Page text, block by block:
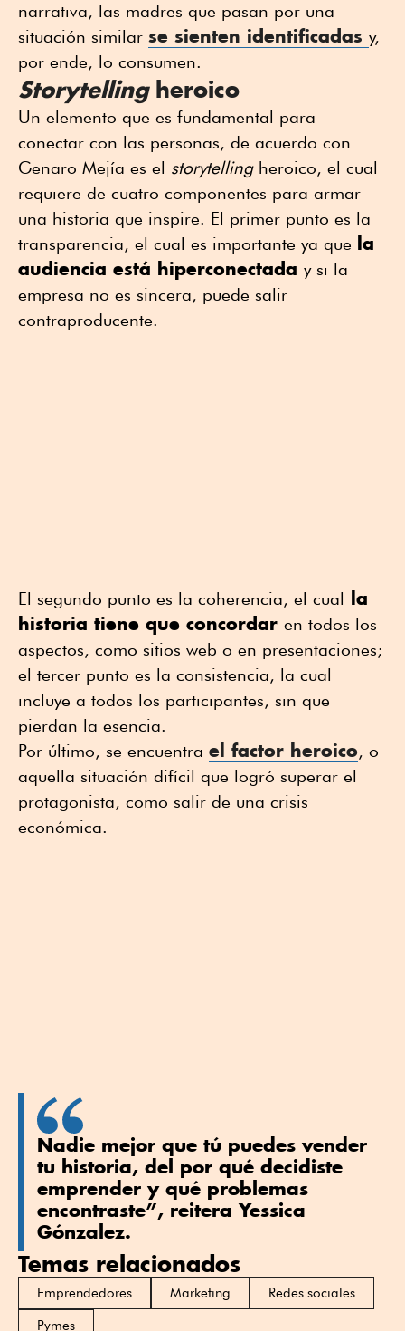
narrativa, las madres que pasan por una
situación similar se sienten identificadas y,
por ende, lo consumen.
Storytelling heroico
Un elemento que es fundamental para
conectar con las personas, de acuerdo con
Genaro Mejía es el storytellingheroico, el cual
requiere de cuatro componentes para armar
una historia que inspire. El primer punto es la
transparencia, el cual es importante ya que la
audiencia está hiperconectada y si la
empresa no es sincera, puede salir
contraproducente.
El segundo punto es la coherencia, el cual
la
historia tiene que concordar en todos los
aspectos, como sitios web o en presentaciones;
el tercer punto es la consistencia, la cual
incluye a todos los participantes, sin que
pierdan la esencia.
Por último, se encuentra el factor heroico, o
aquella situación difícil que logró superar el
protagonista, como salir de una crisis
económica.
Nadie mejor que tú puedes vender
tu historia, del por qué decidiste
emprender y qué problemas
encontraste”, reitera Yessica
Gónzalez.
Temas relacionados
Emprendedores Marketing
Redes sociales
Pymes